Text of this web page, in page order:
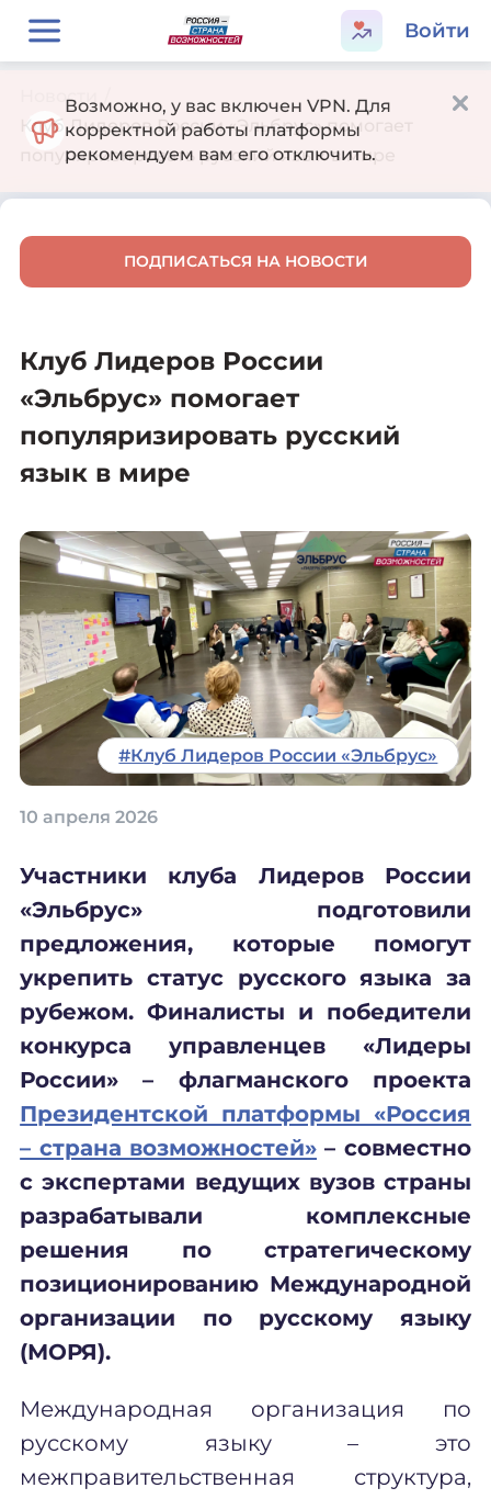
Войти
Новости
Клуб Лидеров России «Эльбрус» помогает
популяризировать русский язык в мире
ПОДПИСАТЬСЯ НА НОВОСТИ
Клуб Лидеров России
«Эльбрус» помогает
популяризировать русский
язык в мире
#Клуб Лидеров России «Эльбрус»
10 апреля 2026
Участники клуба Лидеров России
«Эльбрус» подготовили
предложения, которые помогут
укрепить статус русского языка за
рубежом. Финалисты и победители
конкурса управленцев «Лидеры
России» – флагманского проекта
Президентской платформы «Россия
– страна возможностей» – совместно
с экспертами ведущих вузов страны
разрабатывали комплексные
решения по стратегическому
позиционированию Международной
организации по русскому языку
(МОРЯ).
Международная организация по
русскому языку – это
межправительственная структура,
Возможно, у вас включен VPN. Для
корректной работы платформы
рекомендуем вам его отключить.